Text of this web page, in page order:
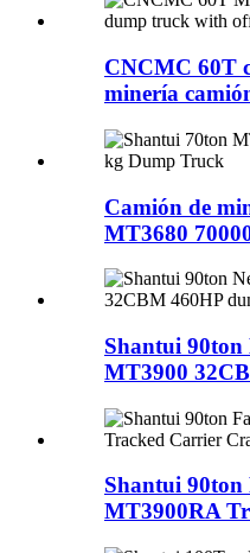
CNCMC 60T
minería
Camión de
MT3680
Shantui
MT3900
Shantui
MT3900RA